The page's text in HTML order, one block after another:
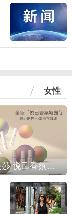
女性
IPSA茵芙莎 悦己香氛凝露上市